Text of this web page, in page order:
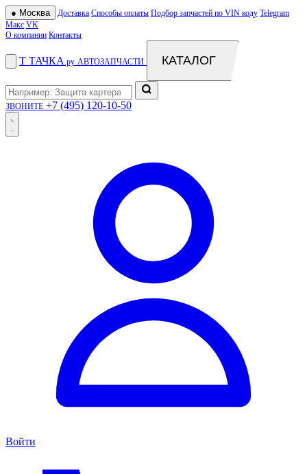
● Москва Доставка Способы оплаты Подбор запчастей по VIN коду Telegram
Макс VK
О компании Контакты
Т ТАЧКА .ру АВТОЗАПЧАСТИ КАТАЛОГ
ЗВОНИТЕ +7 (495) 120-10-50
Войти